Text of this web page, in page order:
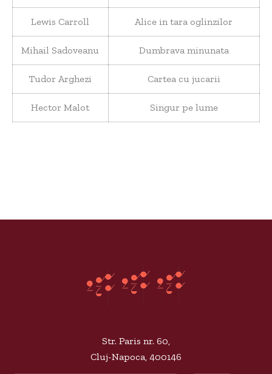
Lewis Carroll Alice in tara oglinzilor
Mihail Sadoveanu Dumbrava minunata
Tudor Arghezi Cartea cu jucarii
Hector Malot Singur pe lume
Str. Paris nr. 60,
Cluj-Napoca, 400146